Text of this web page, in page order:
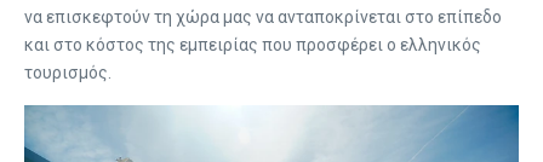
να επισκεφτούν τη χώρα μας να ανταποκρίνεται στο επίπεδο
και στο κόστος της εμπειρίας που προσφέρει ο ελληνικός
τουρισμός.